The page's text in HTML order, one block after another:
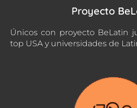
Proyecto
Únicos con proyecto BeLatin
top USA y universidades de